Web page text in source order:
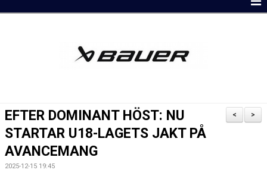
MATCHER
KONTAKT
>
<
EFTER DOMINANT HÖST: NU
STARTAR U18-LAGETS JAKT PÅ
AVANCEMANG
2025-12-15 19:45